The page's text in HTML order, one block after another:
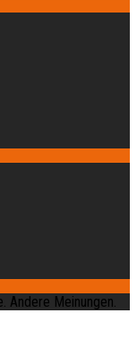
Andere Meinungen.